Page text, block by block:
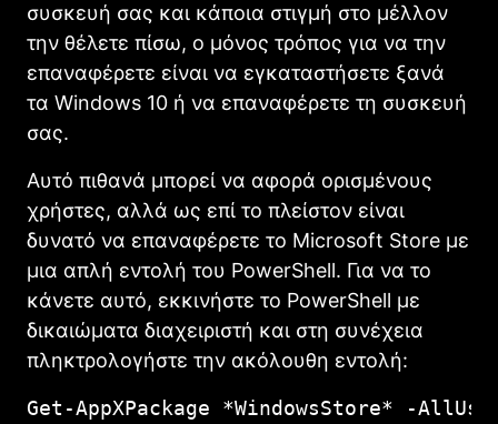
συσκευή σας και κάποια στιγμή στο μέλλον
την θέλετε πίσω, ο μόνος τρόπος για να την
επαναφέρετε είναι να εγκαταστήσετε ξανά
τα Windows 10 ή να επαναφέρετε τη συσκευή
σας.
Αυτό πιθανά μπορεί να αφορά ορισμένους
χρήστες, αλλά ως επί το πλείστον είναι
δυνατό να επαναφέρετε το Microsoft Store με
μια απλή εντολή του PowerShell. Για να το
κάνετε αυτό, εκκινήστε το PowerShell με
δικαιώματα διαχειριστή και στη συνέχεια
πληκτρολογήστε την ακόλουθη εντολή:
Get-AppXPackage *WindowsStore* -